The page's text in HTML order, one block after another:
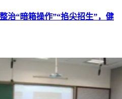
治“暗箱操作”“掐尖招生”，健